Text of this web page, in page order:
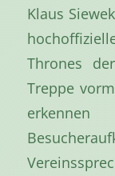
Klaus
Thrones
Treppe